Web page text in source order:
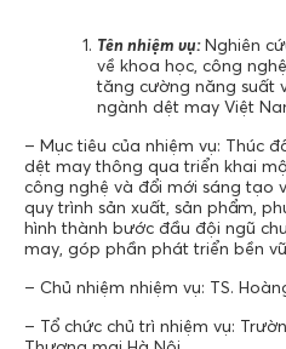
Tên nhiệm vụ:Nghiên
về khoa học, công
tăng cường năng suất
ngành dệt may Việt
– Mục tiêu của nhiệm vụ: Thúc
dệt may thông qua triển khai
công nghệ và đổi mới sáng tạo
quy trình sản xuất, sản phẩm,
hình thành bước đầu đội ngũ
may, góp phần phát triển bền
– Chủ nhiệm nhiệm vụ: TS.
– Tổ chức chủ trì nhiệm vụ: